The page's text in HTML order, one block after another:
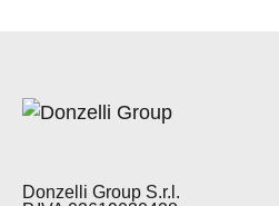
Donzelli Group S.r.l.